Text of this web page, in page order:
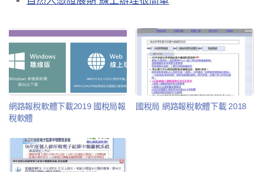
網路報稅軟體下載2019 國稅局報
稅軟體
國稅局 網路報稅軟體下載 2018